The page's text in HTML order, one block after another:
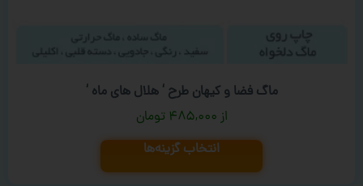
ماگ فضا و کیهان طرح ‘ هلال های ماه ‘
۴۸۵,۰۰۰ تومان
انتخاب گزینه‌ها